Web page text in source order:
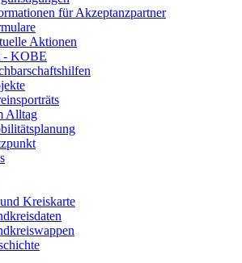
für Akzeptanzpartner
Aktionen
- KOBE
Alltag
Kreiskarte